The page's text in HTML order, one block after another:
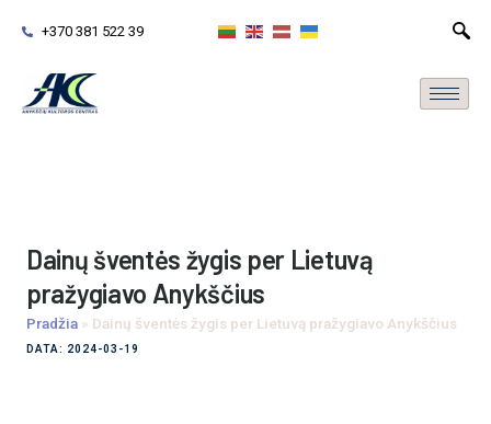
+370 381 522 39
Dainų šventės žygis per Lietuvą
pražygiavo Anykščius
Pradžia » Dainų šventės žygis per Lietuvą pražygiavo Anykščius
DATA: 2024-03-19